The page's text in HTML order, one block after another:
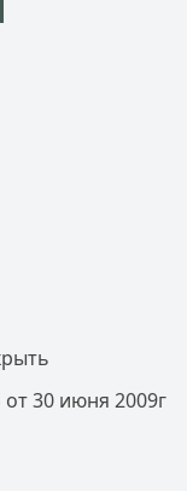
30 июня 2009г